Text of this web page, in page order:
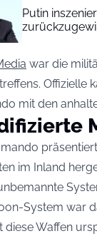
Putin
war die
Offizielle
mit den
im Inland
System war
diese Waffen